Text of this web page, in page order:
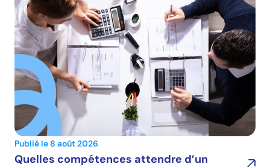
Publié le 8 août 2026
Quelles compétences attendre d’un